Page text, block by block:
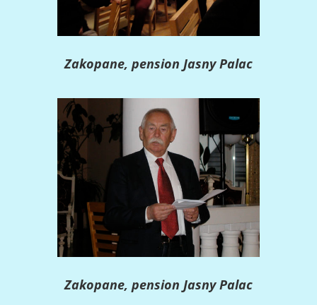
Zakopane, pension Jasny Palac
Zakopane, pension Jasny Palac